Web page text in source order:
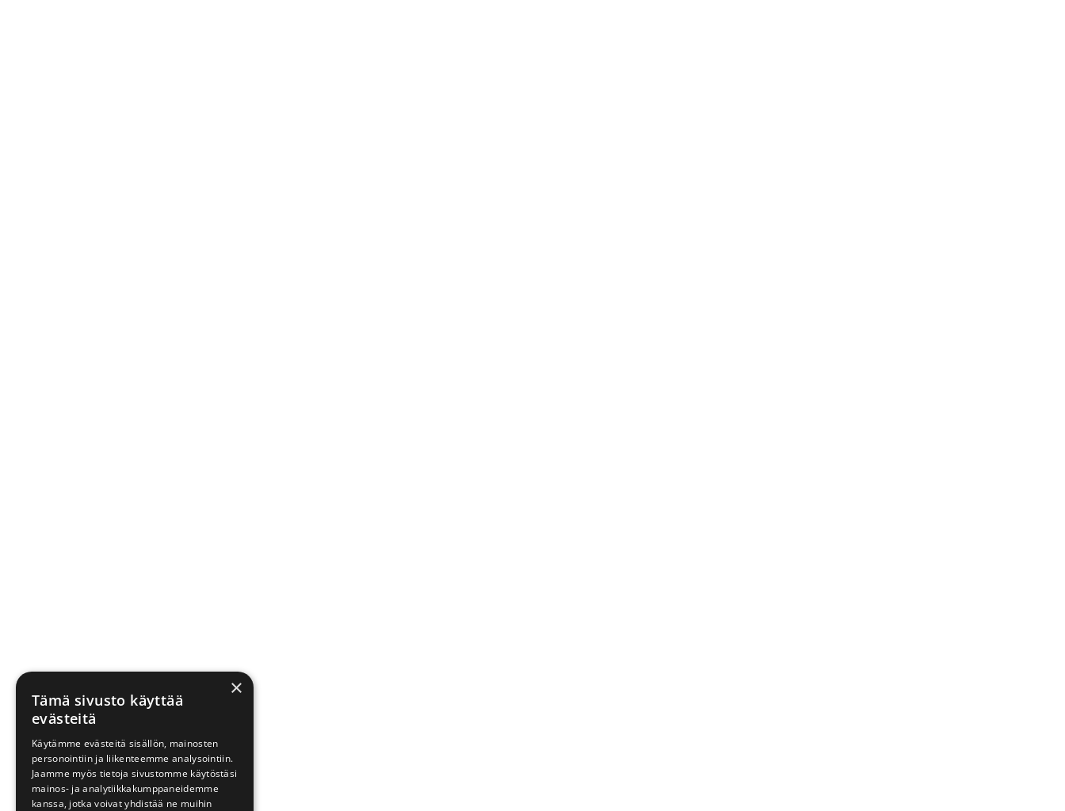
×
Tämä sivusto käyttää
evästeitä
Käytämme evästeitä sisällön, mainosten
personointiin ja liikenteemme analysointiin.
Jaamme myös tietoja sivustomme käytöstäsi
mainos- ja analytiikkakumppaneidemme
kanssa, jotka voivat yhdistää ne muihin